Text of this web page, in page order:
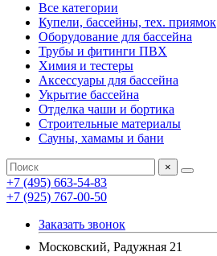
Все категории
Купели, бассейны, тех. приямок
Оборудование для бассейна
Трубы и фитинги ПВХ
Химия и тестеры
Аксессуары для бассейна
Укрытие бассейна
Отделка чаши и бортика
Строительные материалы
Сауны, хамамы и бани
×
+7 (495) 663-54-83
+7 (925) 767-00-50
Заказать звонок
Московский, Радужная 21